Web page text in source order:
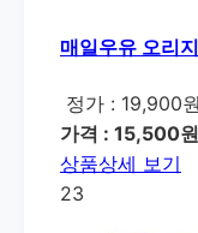
매일우유 오리
정가 : 19,900원
가격 : 15,500원
상품상세 보기
23